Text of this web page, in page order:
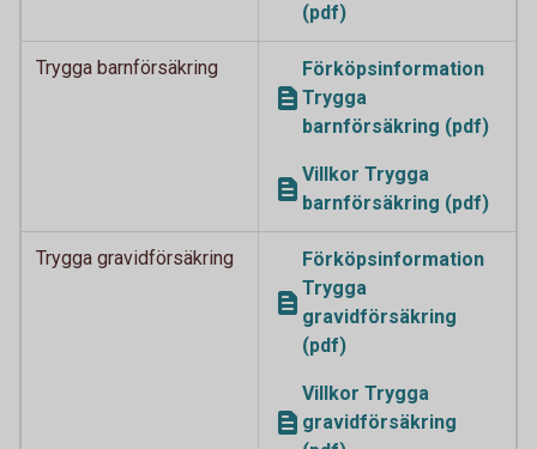
(pdf)
Trygga barnförsäkring
Förköpsinformation
Trygga
barnförsäkring (pdf)
Villkor Trygga
barnförsäkring (pdf)
Trygga gravidförsäkring
Förköpsinformation
Trygga
gravidförsäkring
(pdf)
Villkor Trygga
gravidförsäkring